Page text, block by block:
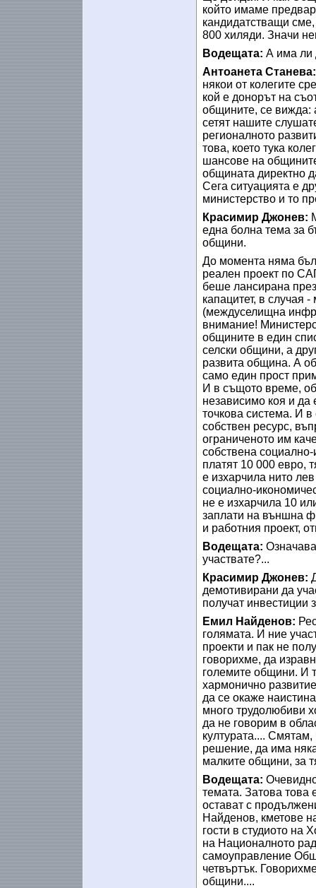
който имаме
кандидатстващи
800 хиляди. Значи
Водещата: А има ли
Антоанета
някои от колегите
кой е донорът на
общините, се вижда:
сетят нашите
регионалното
това, което тука
шансове на
общината директно
Сега ситуацията е
министерство и то
Красимир Джонев:
една болна тема за
общини.
До момента няма
реален проект по
беше лансирана
капацитет, в случая
(междуселищна
внимание!
общините в един
селски общини, а
развита община. А
само един прост
И в същото време,
независимо коя и да
точкова система. И
собствен ресурс,
ограниченото им
собствена
платят 10 000 евро,
е изхарчила нито
социално-
не е изхарчила 10
заплати на външна
и работния проект,
Водещата:
участвате?...
Красимир Джонев:
демотивирани да
получат инвестиции
Емил Найденов:
голямата. И ние
проекти и пак не
говорихме, да
големите общини. И
хармонично
да се окаже
много трудолюбиви
да не говорим в
културата....
решение, да има
малките общини, за
Водещата:
темата. Затова това
остават с
Найденов, кметове
гости в студиото на
на Националното
самоуправление
четвъртък.
общини....